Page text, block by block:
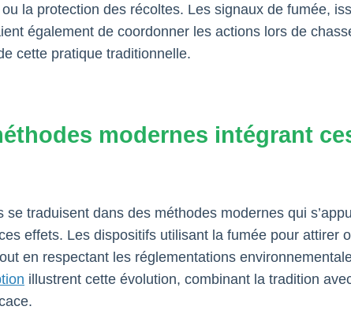
la protection des récoltes. Les signaux de fumée,
également de coordonner les actions lors de
cette pratique traditionnelle.
modernes intégrant
traduisent dans des méthodes modernes qui
effets. Les dispositifs utilisant la fumée pour attirer
en respectant les réglementations
illustrent cette évolution, combinant la tradition